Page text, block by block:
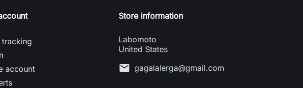
tracking
account
Store information
Labomoto
United States
mail gagalalerga@gmail.com